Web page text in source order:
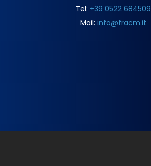
Tel: +39 0522 684509
Mail: info@fracm.it